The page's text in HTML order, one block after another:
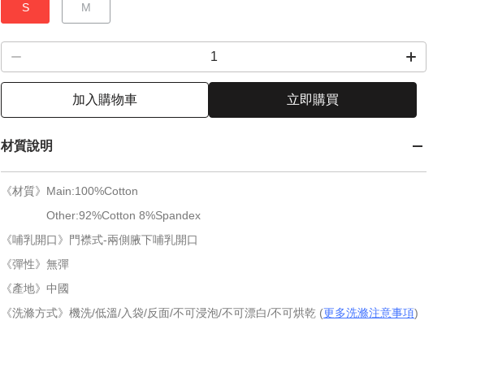
S M
加入購物車 立即購買
材質說明
《材質》Main:100%Cotton
Other:92%Cotton 8%Spandex
《哺乳開口》門襟式-兩側腋下哺乳開口
《彈性》無彈
《產地》中國
《洗滌方式》機洗/低溫/入袋/反面/不可浸泡/不可漂白/不可烘乾 (更多洗滌注意事項)